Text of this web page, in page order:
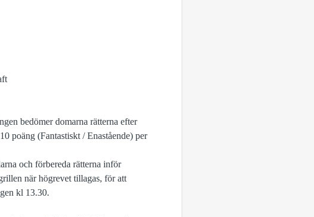
bedömer domarna rätterna efter
poäng (Fantastiskt / Enastående) per
och förbereda rätterna inför
när högrevet tillagas, för att
kl 13.30.